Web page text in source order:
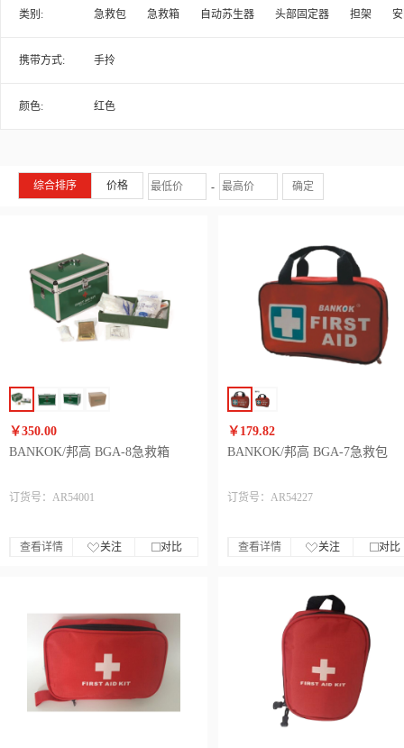
类别: 急救包 急救箱 自动苏生器 头部固定器 担架
携带方式: 手拎
颜色: 红色
综合排序 价格 - 确定
￥350.00
BANKOK/邦高 BGA-8急救箱
订货号：AR54001
查看详情 关注 对比
￥179.82
BANKOK/邦高 BGA-7急救包
订货号：AR54227
查看详情 关注 对比